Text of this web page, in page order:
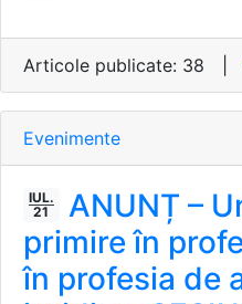
Articole publicate: 38
Evenimente
IUL.
21
ANUNȚ –
primire în
în profesia de